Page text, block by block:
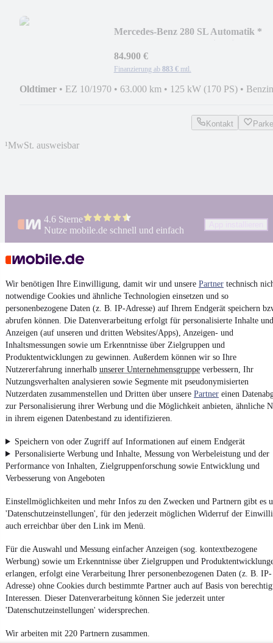
Wir benötigen Ihre Einwilligung, damit wir und unsere Partner technisch
notwendige Cookies und ähnliche Technologien einsetzen und so
personenbezogene Daten (z. B. IP-Adresse) auf Ihrem Endgerät speichern
abrufen können. Die Datenverarbeitung erfolgt für personalisierte Inhalte und
Anzeigen (auf unseren und dritten Websites/Apps), Anzeigen- und
Inhaltsmessungen sowie um Erkenntnisse über Zielgruppen und
Produktentwicklungen zu gewinnen. Außerdem können wir so Ihre
Nutzererfahrung innerhalb unserer Unternehmensgruppe verbessern, Ihr
Nutzungsverhalten analysieren sowie Segmente mit pseudonymisierten
Nutzerdaten zusammenstellen und Dritten über unsere Partner einen
zur Personalisierung ihrer Werbung und die Möglichkeit anbieten, ähnliche
in ihrem eigenen Datenbestand zu identifizieren.
Speichern von oder Zugriff auf Informationen auf einem Endgerät
Personalisierte Werbung und Inhalte, Messung von Werbeleistung und der
Performance von Inhalten, Zielgruppenforschung sowie Entwicklung und
Verbesserung von Angeboten
Einstellmöglichkeiten und mehr Infos zu den Zwecken und Partnern gibt es
'Datenschutzeinstellungen', für den jederzeit möglichen Widerruf der
auch erreichbar über den Link im Menü.
Für die Auswahl und Messung einfacher Anzeigen (sog. kontextbezogene
Werbung) sowie um Erkenntnisse über Zielgruppen und
erlangen, erfolgt eine Verarbeitung Ihrer personenbezogenen Daten (z. B. IP-
Adresse) ohne Cookies durch bestimmte Partner auch auf Basis von
Interessen. Dieser Datenverarbeitung können Sie jederzeit unter
'Datenschutzeinstellungen' widersprechen.
Wir arbeiten mit 220 Partnern zusammen.
Mercedes-Benz 280 SL Automatik *
84.900 €
Finanzierung ab 883 € mtl.
Oldtimer • EZ 10/1970 • 63.000 km • 125 kW (170 PS) • Benzin
Kontakt
¹MwSt. ausweisbar
4.6 Sterne
Nutze mobile.de schnell und einfach
AGB
Vertrag widerrufen
Datenschutz
Datenschutzeinstellungen
Erklärung zur Barrierefreiheit
Report Security Vulnerability (English)
Powered by
ObNeuwagen,GebrauchtwagenoderLeasing-Angebote : Alle
Fahrzeuge gibt es bei mobile.de